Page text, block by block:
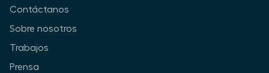
Contáctanos
Sobre nosotros
Trabajos
Prensa